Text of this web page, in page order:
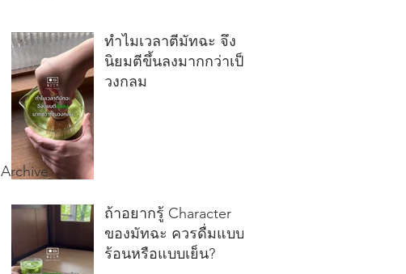
ทำไมเวลาตีมัทฉะ จึง
นิยมตีขึ้นลงมากกว่าเป็น
วงกลม
ถ้าอยากรู้ Character
ของมัทฉะ ควรดื่มแบบ
ร้อนหรือแบบเย็น?
Archive